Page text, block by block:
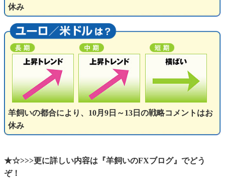
休み
羊飼いの都合により、10月9日～13日の戦略コメントはお
休み
★☆>>>更に詳しい内容は『羊飼いのFXブログ』でどう
ぞ！